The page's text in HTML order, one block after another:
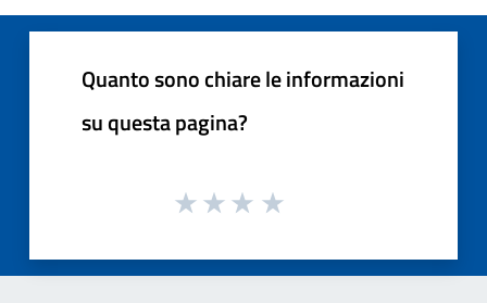
Quanto sono chiare le informazioni
su questa pagina?